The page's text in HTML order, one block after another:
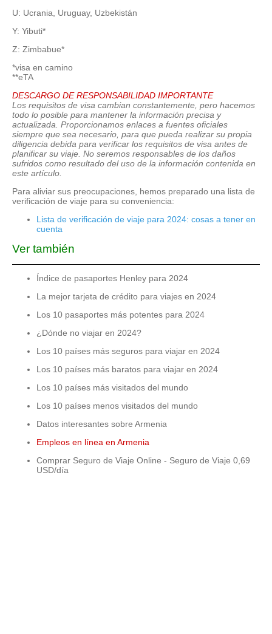
U: Ucrania, Uruguay, Uzbekistán
Y: Yibuti*
Z: Zimbabue*
*visa en camino
**eTA
DESCARGO DE RESPONSABILIDAD IMPORTANTE
Los requisitos de visa cambian constantemente, pero hacemos
todo lo posible para mantener la información precisa y
actualizada. Proporcionamos enlaces a fuentes oficiales
siempre que sea necesario, para que pueda realizar su propia
diligencia debida para verificar los requisitos de visa antes de
planificar su viaje. No seremos responsables de los daños
sufridos como resultado del uso de la información contenida en
este artículo.
Para aliviar sus preocupaciones, hemos preparado una lista de
verificación de viaje para su conveniencia:
Lista de verificación de viaje para 2024: cosas a tener en
cuenta
Ver también
Índice de pasaportes Henley para 2024
La mejor tarjeta de crédito para viajes en 2024
Los 10 pasaportes más potentes para 2024
¿Dónde no viajar en 2024?
Los 10 países más seguros para viajar en 2024
Los 10 países más baratos para viajar en 2024
Los 10 países más visitados del mundo
Los 10 países menos visitados del mundo
Datos interesantes sobre Armenia
Empleos en línea en Armenia
Comprar Seguro de Viaje Online - Seguro de Viaje 0,69
USD/día